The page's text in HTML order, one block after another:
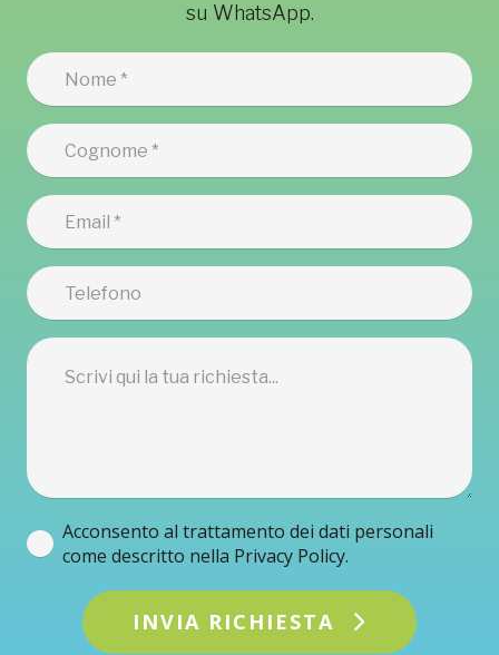
su WhatsApp.
Acconsento al trattamento dei dati personali
come descritto nella Privacy Policy.
INVIA RICHIESTA